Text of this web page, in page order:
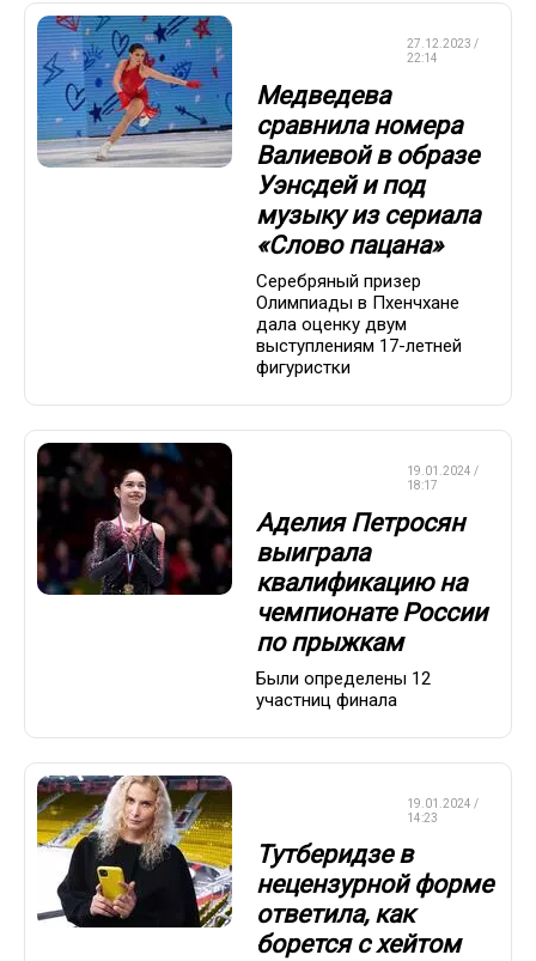
27.12.2023 /
22:14
Медведева
сравнила номера
Валиевой в образе
Уэнсдей и под
музыку из сериала
«Слово пацана»
Серебряный призер
Олимпиады в Пхенчхане
дала оценку двум
выступлениям 17-летней
фигуристки
19.01.2024 /
18:17
Аделия Петросян
выиграла
квалификацию на
чемпионате России
по прыжкам
Были определены 12
участниц финала
19.01.2024 /
14:23
Тутберидзе в
нецензурной форме
ответила, как
борется с хейтом